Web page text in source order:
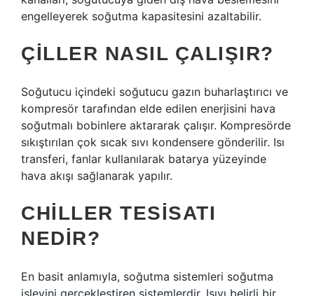
engelleyerek soğutma kapasitesini azaltabilir.
ÇILLER NASIL ÇALIŞIR?
Soğutucu içindeki soğutucu gazın buharlaştırıcı ve
kompresör tarafından elde edilen enerjisini hava
soğutmalı bobinlere aktararak çalışır. Kompresörde
sıkıştırılan çok sıcak sıvı kondensere gönderilir. Isı
transferi, fanlar kullanılarak batarya yüzeyinde
hava akışı sağlanarak yapılır.
CHILLER TESISATI
NEDIR?
En basit anlamıyla, soğutma sistemleri soğutma
işlevini gerçekleştiren sistemlerdir. Isıyı belirli bir